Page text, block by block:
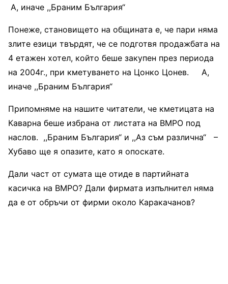
А, иначе ,,Браним България“
Понеже, становището на общината е, че пари няма
злите езици твърдят, че се подготвя продажбата на
4 етажен хотел, който беше закупен през периода
на 2004г., при кметуването на Цонко Цонев. А,
иначе ,,Браним България“
Припомняме на нашите читатели, че кметицата на
Каварна беше избрана от листата на ВМРО под
наслов. ,,Браним България“ и ,,Аз съм различна“ –
Хубаво ще я опазите, като я опоскате.
Дали част от сумата ще отиде в партийната
касичка на ВМРО? Дали фирмата изпълнител няма
да е от обръчи от фирми около Каракачанов?